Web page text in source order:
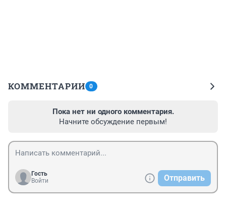
КОММЕНТАРИИ 0
Пока нет ни одного комментария.
Начните обсуждение первым!
Гость
Войти
Отправить